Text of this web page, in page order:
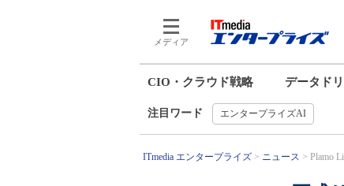
メディア
CIO・クラウド戦略 データド
注目ワード エンタープライズAI
ITmedia エンタープライズ ニュース Plamo